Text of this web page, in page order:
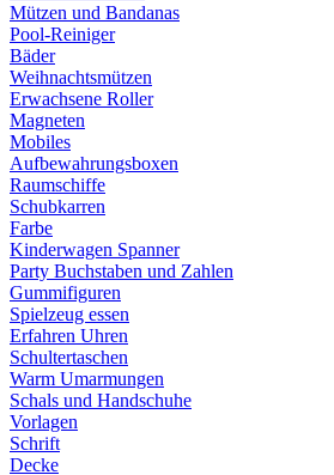
Mützen und Bandanas
Pool-Reiniger
Bäder
Weihnachtsmützen
Erwachsene Roller
Magneten
Mobiles
Aufbewahrungsboxen
Raumschiffe
Schubkarren
Farbe
Kinderwagen Spanner
Party Buchstaben und Zahlen
Gummifiguren
Spielzeug essen
Erfahren Uhren
Schultertaschen
Warm Umarmungen
Schals und Handschuhe
Vorlagen
Schrift
Decke